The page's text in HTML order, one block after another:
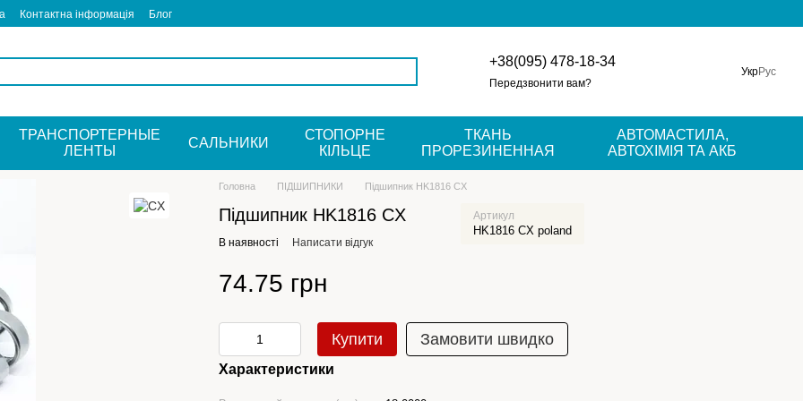
Контактна інформація Блог
+38(095) 478-18-34
Передзвонити вам?
УкрРус
ТРАНСПОРТЕРНЫЕ
ЛЕНТЫ
САЛЬНИКИ
СТОПОРНЕ
КIЛЬЦЕ
ТКАНЬ
ПРОРЕЗИНЕННАЯ
АВТОМАСТИЛА,
АВТОХІМІЯ ТА АКБ
Головна ПІДШИПНИКИ Підшипник HK1816 CX
Підшипник HK1816 CX Артикул
HK1816 CX poland
В наявності Написати відгук
74.75 грн
Купити Замовити швидко
Характеристики